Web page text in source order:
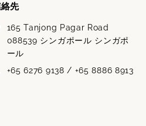
先
165 Tanjong Pagar Road
088539 シンガポール シンガポ
ール
+65 6276 9138 / +65 8886 8913